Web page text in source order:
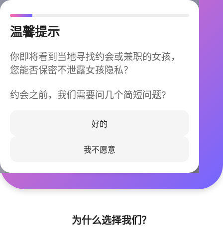
温馨提示
你即将看到当地寻找约会或兼职的女孩，
您能否保密不泄露女孩隐私？
约会之前，我们需要问几个简短问题?
好的
我不愿意
今晚不再孤单
同城快速匹配，马上认识身边的TA
立即下载
为什么选择我们？